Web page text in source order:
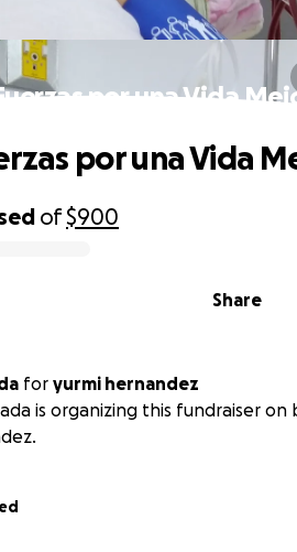
por una Vida
of$900
Share
por una Vida
for
yurmi hernandez
is organizing this fundraiser on